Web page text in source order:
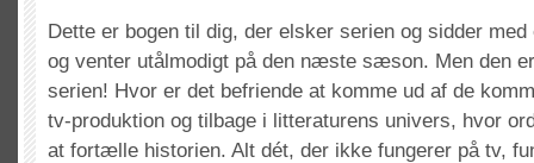
Dette er bogen til dig, der elsker serien og sidder
og venter utålmodigt på den næste sæson. Men den
serien! Hvor er det befriende at komme ud af de
tv-produktion og tilbage i litteraturens univers, hvor
at fortælle historien. Alt dét, der ikke fungerer på tv,